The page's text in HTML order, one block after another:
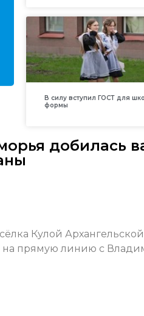
В силу вступил ГОСТ для
формы
добилась
Кулой
на прямую линию с